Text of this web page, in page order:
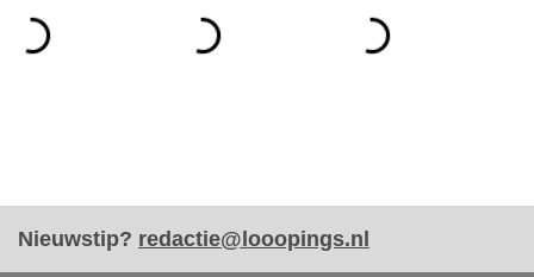
Nieuwstip? redactie@looopings.nl